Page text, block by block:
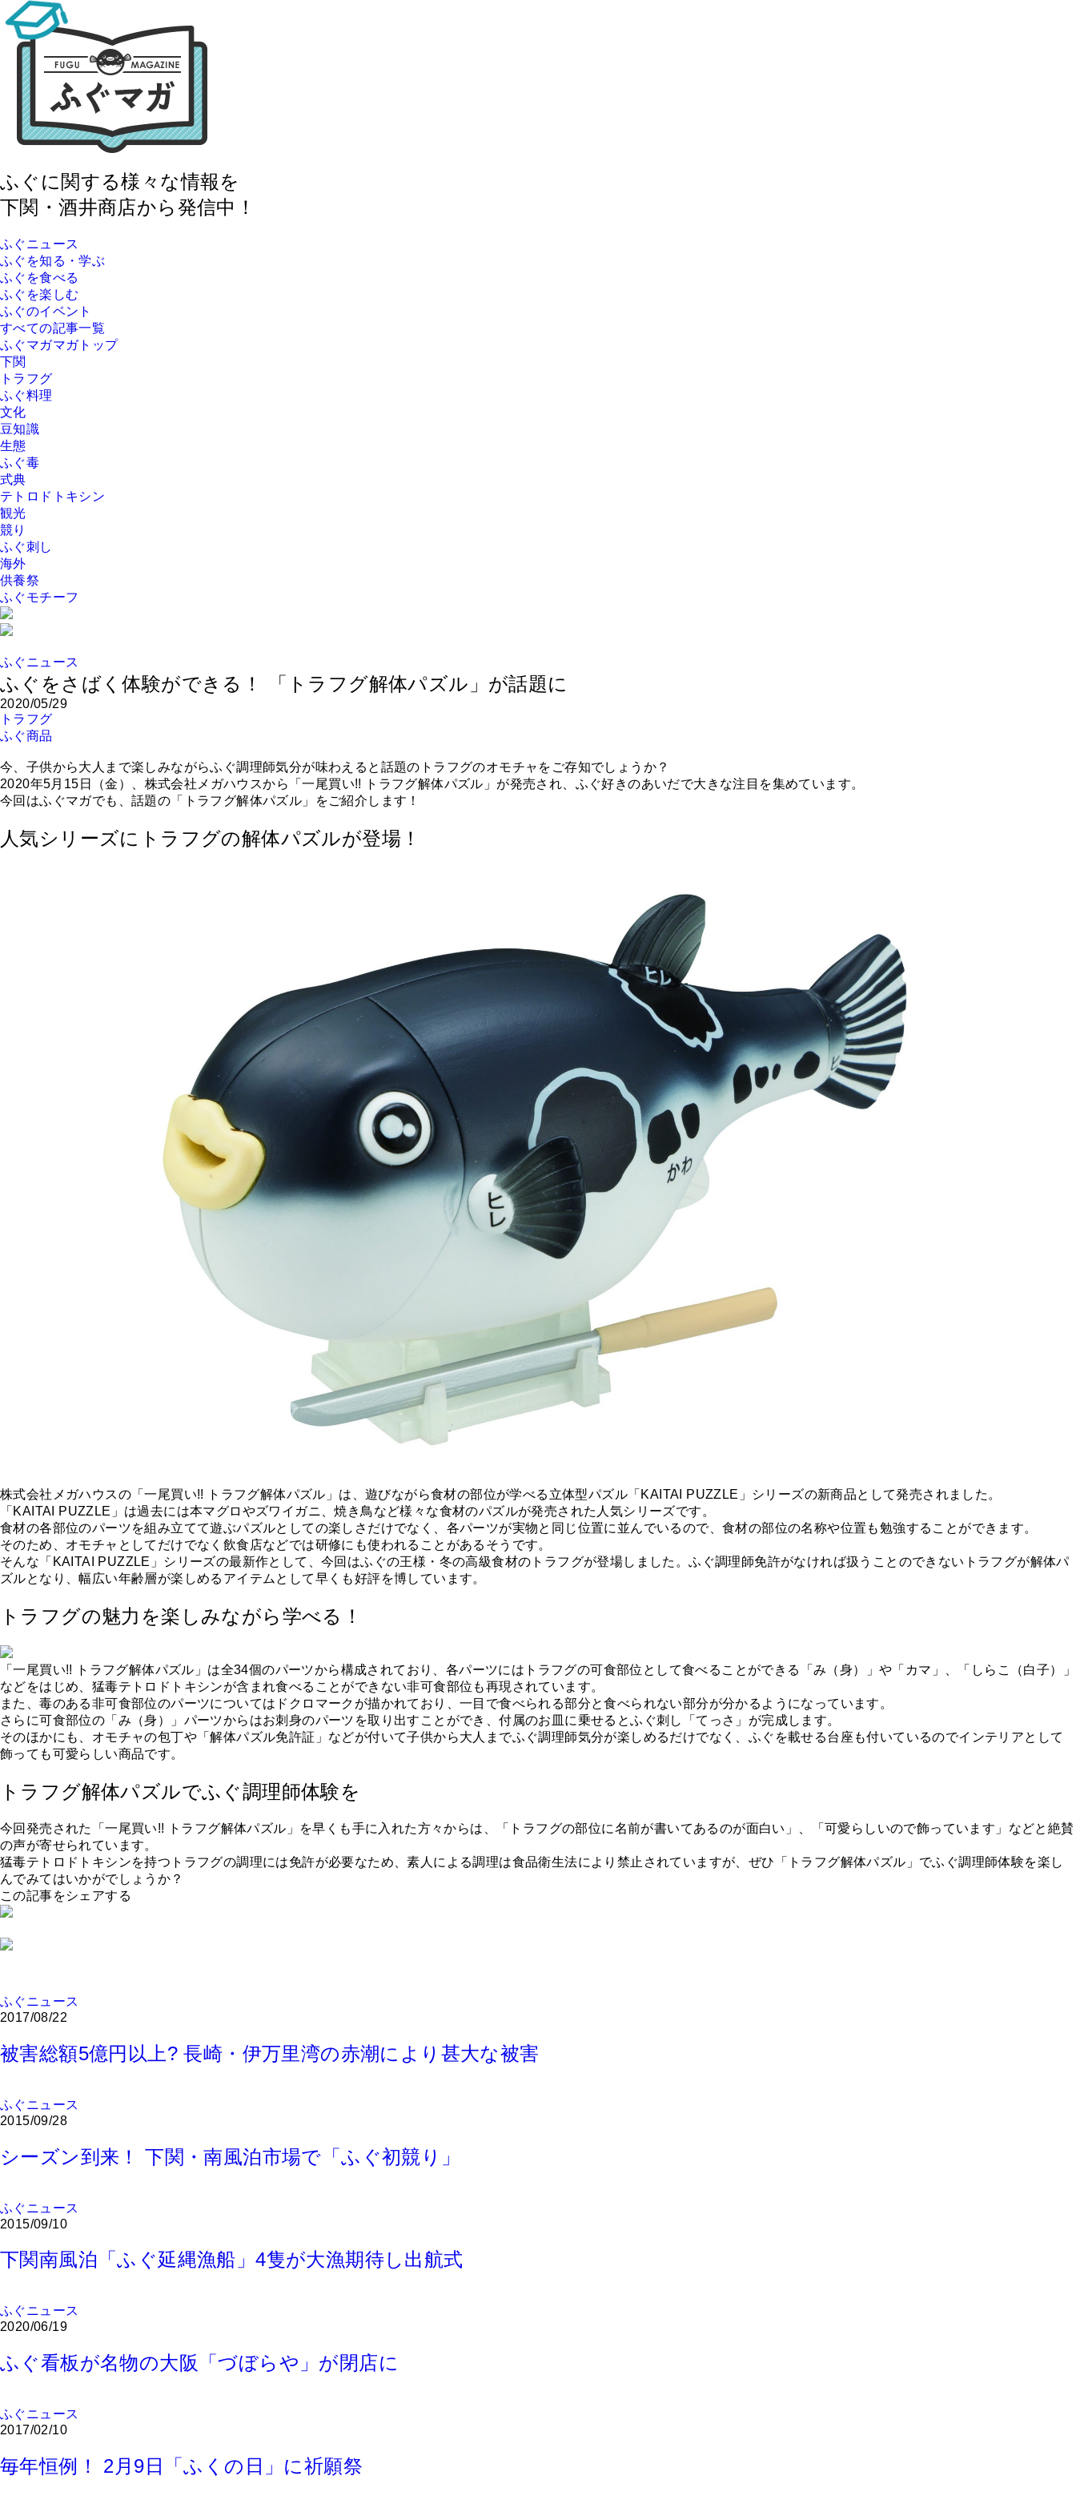
ふぐに関する様々な情報を
下関・酒井商店から発信中！
ふぐニュース
ふぐを知る・学ぶ
ふぐを食べる
ふぐを楽しむ
ふぐのイベント
すべての記事一覧
ふぐマガマガトップ
下関
トラフグ
ふぐ料理
文化
豆知識
生態
ふぐ毒
式典
テトロドトキシン
観光
競り
ふぐ刺し
海外
供養祭
ふぐモチーフ
ふぐニュース
ふぐをさばく体験ができる！ 「トラフグ解体パズル」が話題に
2020/05/29
トラフグ
ふぐ商品
今、子供から大人まで楽しみながらふぐ調理師気分が味わえると話題のトラフグのオモチャをご存知でしょうか？
2020年5月15日（金）、株式会社メガハウスから「一尾買い!! トラフグ解体パズル」が発売され、ふぐ好きのあいだで大きな注目を集めています。
今回はふぐマガでも、話題の「トラフグ解体パズル」をご紹介します！
人気シリーズにトラフグの解体パズルが登場！
株式会社メガハウスの「一尾買い!! トラフグ解体パズル」は、遊びながら食材の部位が学べる立体型パズル「KAITAI PUZZLE」シリーズの新商品として発売されました。
「KAITAI PUZZLE」は過去には本マグロやズワイガニ、焼き鳥など様々な食材のパズルが発売された人気シリーズです。
食材の各部位のパーツを組み立てて遊ぶパズルとしての楽しさだけでなく、各パーツが実物と同じ位置に並んでいるので、食材の部位の名称や位置も勉強することができます。
そのため、オモチャとしてだけでなく飲食店などでは研修にも使われることがあるそうです。
そんな「KAITAI PUZZLE」シリーズの最新作として、今回はふぐの王様・冬の高級食材のトラフグが登場しました。ふぐ調理師免許がなければ扱うことのできないトラフグが解体パ
ズルとなり、幅広い年齢層が楽しめるアイテムとして早くも好評を博しています。
トラフグの魅力を楽しみながら学べる！
「一尾買い!! トラフグ解体パズル」は全34個のパーツから構成されており、各パーツにはトラフグの可食部位として食べることができる「み（身）」や「カマ」、「しらこ（白子）」
などをはじめ、猛毒テトロドトキシンが含まれ食べることができない非可食部位も再現されています。
また、毒のある非可食部位のパーツについてはドクロマークが描かれており、一目で食べられる部分と食べられない部分が分かるようになっています。
さらに可食部位の「み（身）」パーツからはお刺身のパーツを取り出すことができ、付属のお皿に乗せるとふぐ刺し「てっさ」が完成します。
そのほかにも、オモチャの包丁や「解体パズル免許証」などが付いて子供から大人までふぐ調理師気分が楽しめるだけでなく、ふぐを載せる台座も付いているのでインテリアとして
飾っても可愛らしい商品です。
トラフグ解体パズルでふぐ調理師体験を
今回発売された「一尾買い!! トラフグ解体パズル」を早くも手に入れた方々からは、「トラフグの部位に名前が書いてあるのが面白い」、「可愛らしいので飾っています」などと絶賛
の声が寄せられています。
猛毒テトロドトキシンを持つトラフグの調理には免許が必要なため、素人による調理は食品衛生法により禁止されていますが、ぜひ「トラフグ解体パズル」でふぐ調理師体験を楽し
んでみてはいかがでしょうか？
この記事をシェアする
ふぐニュース
2017/08/22
被害総額5億円以上? 長崎・伊万里湾の赤潮により甚大な被害
ふぐニュース
2015/09/28
シーズン到来！ 下関・南風泊市場で「ふぐ初競り」
ふぐニュース
2015/09/10
下関南風泊「ふぐ延縄漁船」4隻が大漁期待し出航式
ふぐニュース
2020/06/19
ふぐ看板が名物の大阪「づぼらや」が閉店に
ふぐニュース
2017/02/10
毎年恒例！ 2月9日「ふくの日」に祈願祭